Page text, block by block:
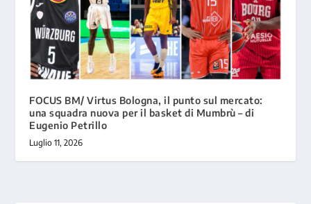
FOCUS BM/ Virtus Bologna, il punto sul mercato:
una squadra nuova per il basket di Mumbrù – di
Eugenio Petrillo
Luglio 11, 2026